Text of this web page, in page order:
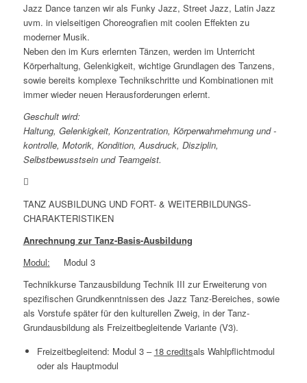
Jazz Dance tanzen wir als Funky Jazz, Street Jazz, Latin Jazz
uvm. in vielseitigen Choreografien mit coolen Effekten zu
moderner Musik.
Neben den im Kurs erlernten Tänzen, werden im Unterricht
Körperhaltung, Gelenkigkeit, wichtige Grundlagen des Tanzens,
sowie bereits komplexe Technikschritte und Kombinationen mit
immer wieder neuen Herausforderungen erlernt.
Geschult wird:
Haltung, Gelenkigkeit, Konzentration, Körperwahrnehmung und -
kontrolle, Motorik, Kondition, Ausdruck, Disziplin,
Selbstbewusstsein und Teamgeist.
TANZ AUSBILDUNG UND FORT- & WEITERBILDUNGS-
CHARAKTERISTIKEN
Anrechnung zur Tanz-Basis-Ausbildung
Modul: Modul 3
Technikkurse Tanzausbildung Technik III zur Erweiterung von
spezifischen Grundkenntnissen des Jazz Tanz-Bereiches, sowie
als Vorstufe später für den kulturellen Zweig, in der Tanz-
Grundausbildung als Freizeitbegleitende Variante (V3).
Freizeitbegleitend: Modul 3 – 18 creditsals Wahlpflichtmodul
oder als Hauptmodul